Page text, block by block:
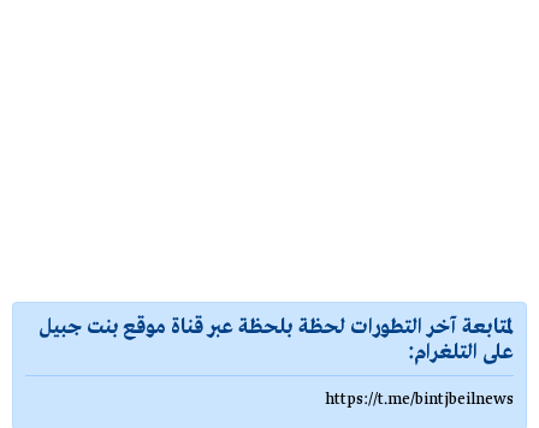
لمتابعة آخر التطورات لحظة بلحظة عبر قناة موقع بنت جبيل
على التلغرام:
https://t.me/bintjbeilnews